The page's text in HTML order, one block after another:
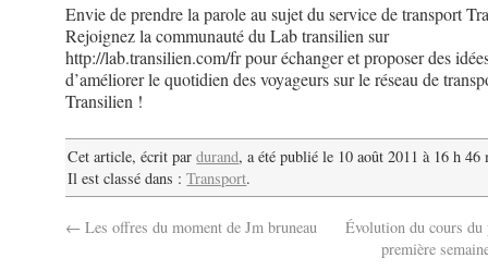
Envie de prendre la parole au sujet du service de transport
Rejoignez la communauté du Lab transilien sur
http://lab.transilien.com/fr pour échanger et proposer des
d’améliorer le quotidien des voyageurs sur le réseau de
Transilien !
Cet article, écrit pardurand, a été publié le 10 août 2011 à 16 h 46
Il est classé dans :Transport.
← Les offres du moment de Jm bruneau
Évolution du cours du
première